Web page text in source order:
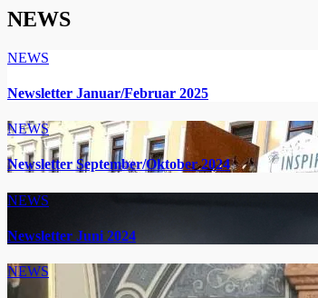
NEWS
NEWS
Newsletter Januar/Februar 2025
NEWS
Newsletter September/Oktober 2024
NEWS
Newsletter Juni 2024
NEWS